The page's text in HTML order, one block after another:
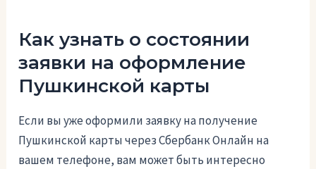
Как узнать о состоянии
заявки на оформление
Пушкинской карты
Если вы уже оформили заявку на получение
Пушкинской карты через Сбербанк Онлайн на
вашем телефоне, вам может быть интересно